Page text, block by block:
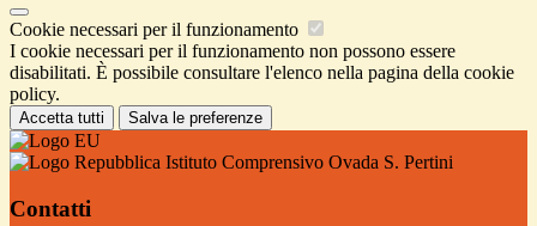
Cookie necessari per il funzionamento
I cookie necessari per il funzionamento non possono essere
disabilitati. È possibile consultare l'elenco nella pagina della cookie
policy.
Accetta tutti Salva le preferenze
Istituto Comprensivo Ovada S. Pertini
Contatti